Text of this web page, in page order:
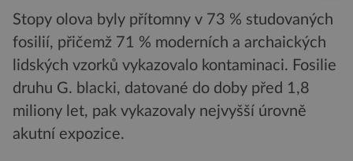
Stopy olova byly přítomny v 73 % studovaných
fosilií, přičemž 71 % moderních a archaických
lidských vzorků vykazovalo kontaminaci. Fosilie
druhu G. blacki, datované do doby před 1,8
miliony let, pak vykazovaly nejvyšší úrovně
akutní expozice.